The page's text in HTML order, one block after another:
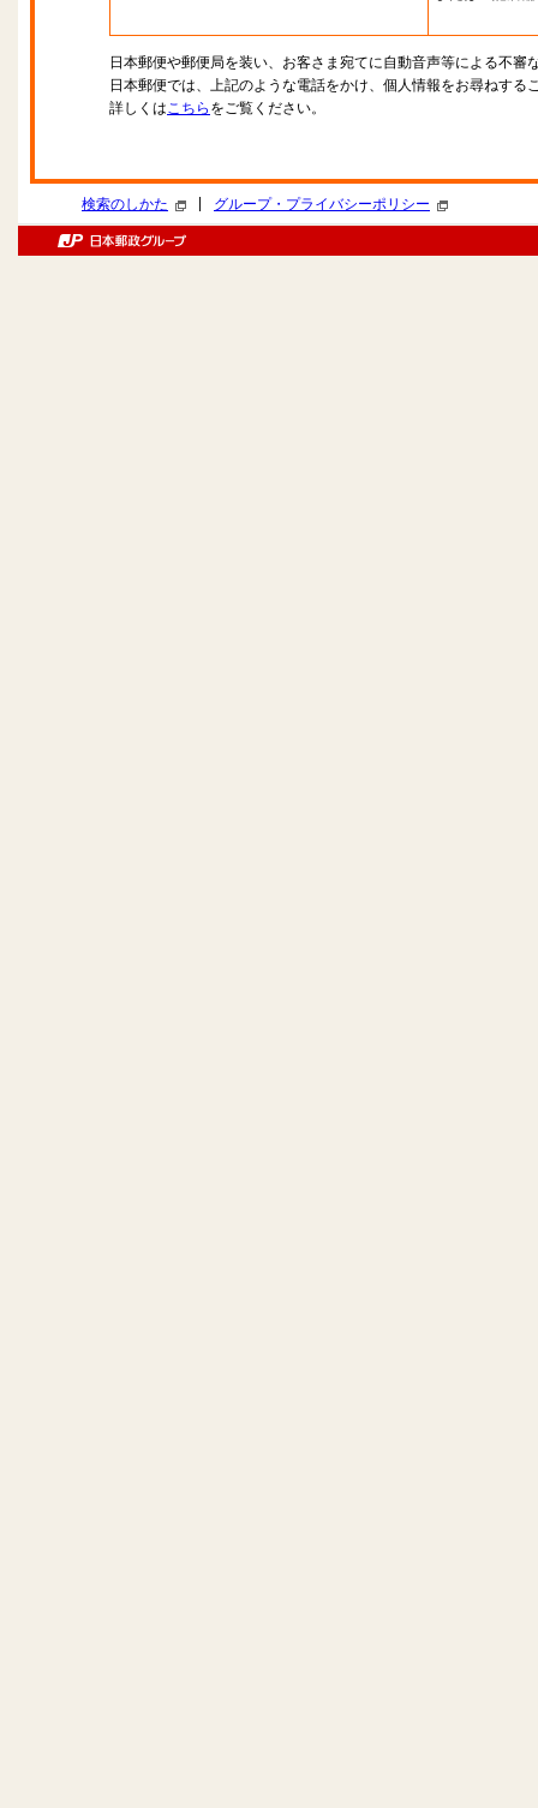
日本郵便や郵便局を装い、お客さま宛てに自動音声等による不審
日本郵便では、上記のような電話をかけ、個人情報をお尋ねする
詳しくはこちら をご覧ください。
検索のしかた グループ・プライバシーポリシー